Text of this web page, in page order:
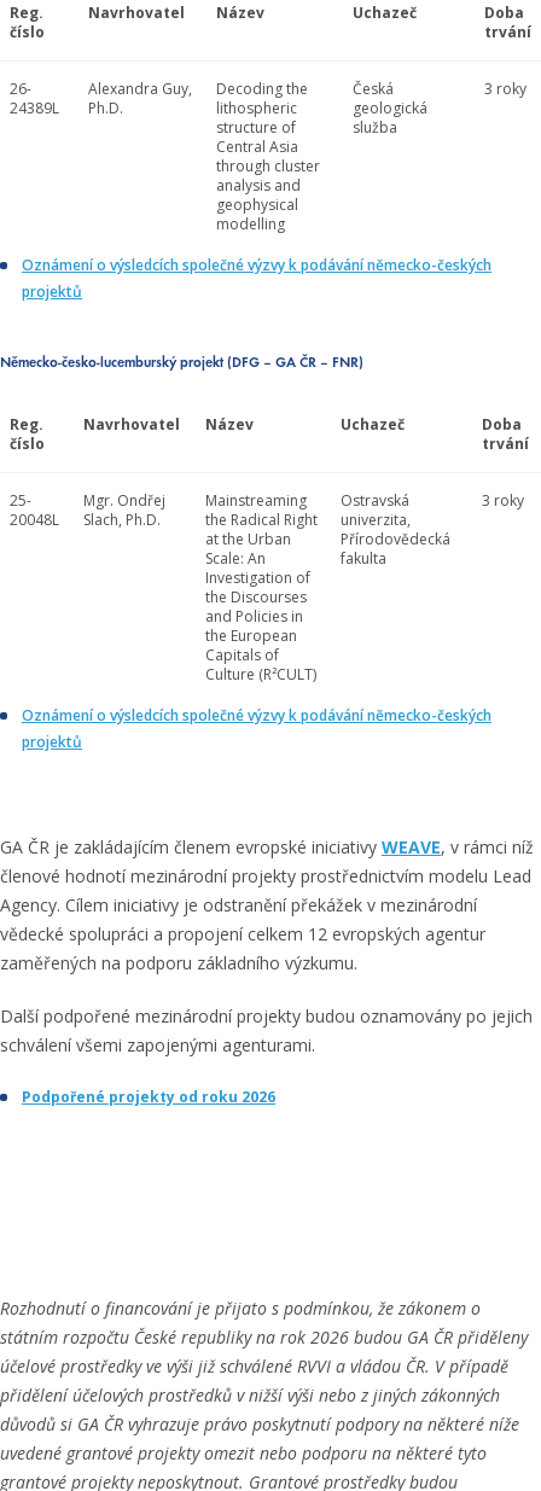
Reg.
číslo
Navrhovatel Název Uchazeč
Doba
trvání
26-
24389L
Alexandra Guy,
Ph.D.
Decoding the
lithospheric
structure of
Central Asia
through cluster
analysis and
geophysical
modelling
Česká
geologická
služba
3 roky
Oznámení o výsledcích společné výzvy k podávání německo-českých
projektů
Německo-česko-lucemburský projekt (DFG – GA ČR – FNR)
Reg.
číslo
Navrhovatel Název Uchazeč
Doba
trvání
25-
20048L
Mgr. Ondřej
Slach, Ph.D.
Mainstreaming
the Radical Right
at the Urban
Scale: An
Investigation of
the Discourses
and Policies in
the European
Capitals of
Culture (R²CULT)
Ostravská
univerzita,
Přírodovědecká
fakulta
3 roky
Oznámení o výsledcích společné výzvy k podávání německo-českých
projektů
GA ČR je zakládajícím členem evropské iniciativy WEAVE, v rámci níž
členové hodnotí mezinárodní projekty prostřednictvím modelu Lead
Agency. Cílem iniciativy je odstranění překážek v mezinárodní
vědecké spolupráci a propojení celkem 12 evropských agentur
zaměřených na podporu základního výzkumu.
Další podpořené mezinárodní projekty budou oznamovány po jejich
schválení všemi zapojenými agenturami.
Podpořené projekty od roku 2026
Rozhodnutí o financování je přijato s podmínkou, že zákonem o
státním rozpočtu České republiky na rok 2026 budou GA ČR přiděleny
účelové prostředky ve výši již schválené RVVI a vládou ČR. V případě
přidělení účelových prostředků v nižší výši nebo z jiných zákonných
důvodů si GA ČR vyhrazuje právo poskytnutí podpory na některé níže
uvedené grantové projekty omezit nebo podporu na některé tyto
grantové projekty neposkytnout. Grantové prostředky budou